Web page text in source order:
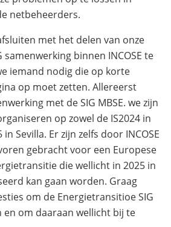
netbeheerders.
met het delen van onze
samenwerking binnen INCOSE te
iemand nodig die op korte
op moet zetten. Allereerst
met de SIG MBSE. we zijn
op zowel de IS2024 in
Sevilla. Er zijn zelfs door INCOSE
gebracht voor een Europese
die wellicht in 2025 in
kan gaan worden. Graag
om de Energietransitioe SIG
om daaraan wellicht bij te